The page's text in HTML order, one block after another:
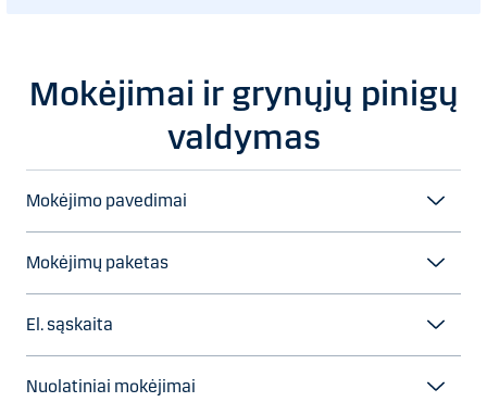
Mokėjimai ir grynųjų pinigų
valdymas
Mokėjimo pavedimai
Mokėjimų paketas
El. sąskaita
Nuolatiniai mokėjimai